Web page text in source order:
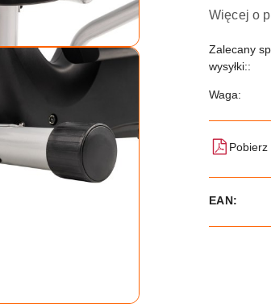
Więcej o
Zalecany
wysyłki::
Waga:
EAN: